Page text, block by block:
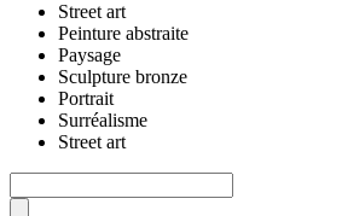
Street art
Peinture abstraite
Paysage
Sculpture bronze
Portrait
Surréalisme
Street art